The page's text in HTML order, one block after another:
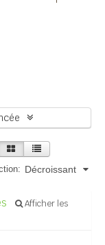
Décroissant
Afficher les